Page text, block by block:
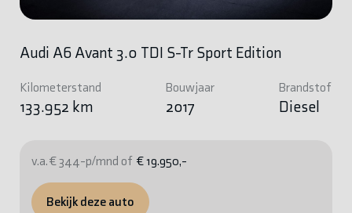
Audi A6 Avant 3.0 TDI S-Tr Sport Edition
Kilometerstand
133.952 km
Bouwjaar
2017
Brandstof
Diesel
v.a. € 344-p/mnd of € 19.950,-
Bekijk deze auto